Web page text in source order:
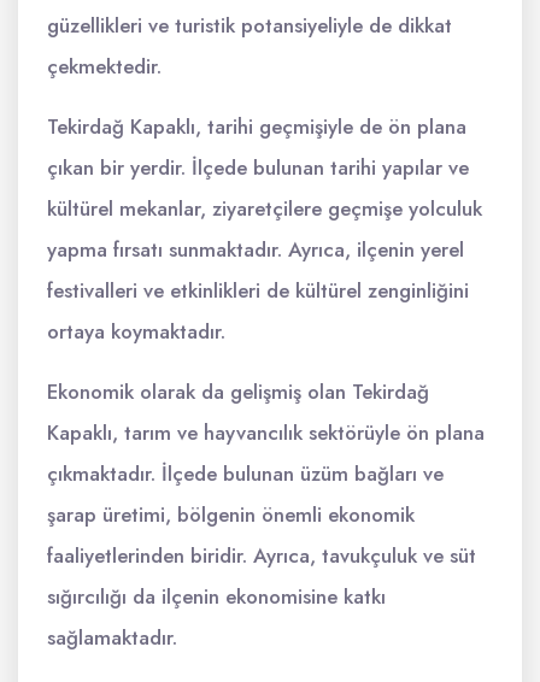
güzellikleri ve turistik potansiyeliyle de dikkat
çekmektedir.
Tekirdağ Kapaklı, tarihi geçmişiyle de ön plana
çıkan bir yerdir. İlçede bulunan tarihi yapılar ve
kültürel mekanlar, ziyaretçilere geçmişe yolculuk
yapma fırsatı sunmaktadır. Ayrıca, ilçenin yerel
festivalleri ve etkinlikleri de kültürel zenginliğini
ortaya koymaktadır.
Ekonomik olarak da gelişmiş olan Tekirdağ
Kapaklı, tarım ve hayvancılık sektörüyle ön plana
çıkmaktadır. İlçede bulunan üzüm bağları ve
şarap üretimi, bölgenin önemli ekonomik
faaliyetlerinden biridir. Ayrıca, tavukçuluk ve süt
sığırcılığı da ilçenin ekonomisine katkı
sağlamaktadır.